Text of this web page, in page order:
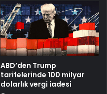
ABD’den Trump
tarifelerinde 100 milyar
dolarlık vergi iadesi